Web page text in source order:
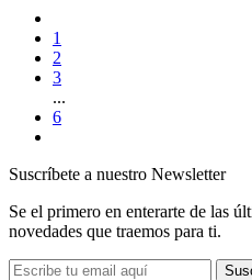
1
2
3
...
6
Suscríbete a nuestro Newsletter
Se el primero en enterarte de las
novedades que traemos para ti.